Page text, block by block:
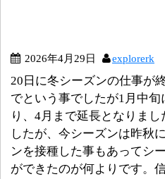
2026年4月29日 explorerk
20日に冬シーズンの仕事が
でという事でしたが1月中
り、4月まで延長となりま
したが、今シーズンは昨秋
ンを接種した事もあってシ
ができたのが何よりです。